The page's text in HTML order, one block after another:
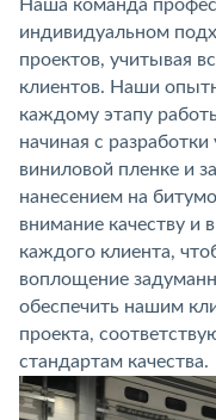
Наша команда
индивидуальном
проектов, учитывая
клиентов. Наши
каждому этапу
начиная с
виниловой пленке и
нанесением на
внимание качеству и
каждого клиента,
воплощение
обеспечить нашим
проекта,
стандартам качества.